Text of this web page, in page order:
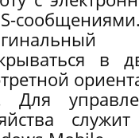
в
Для